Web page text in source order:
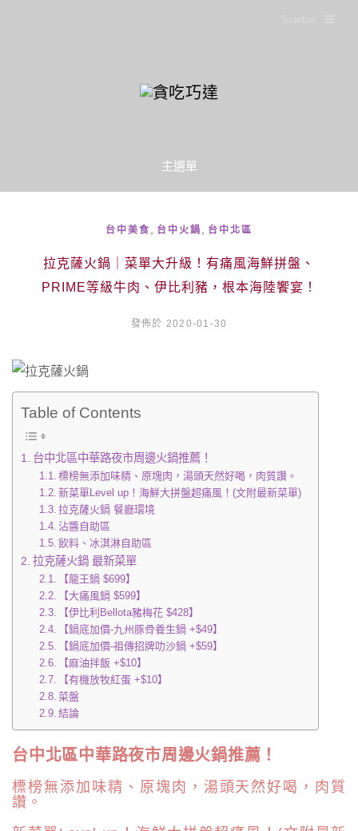
主選單
台中美食 台中火鍋 台中北區
拉克薩火鍋｜菜單大升級！有痛風海鮮拼盤、
PRIME等級牛肉、伊比利豬，根本海陸饗宴！
發佈於 2020-01-30
Table of Contents
台中北區中華路夜市周邊火鍋推薦！
標榜無添加味精、原塊肉，湯頭天然好喝，肉質讚。
新菜單Level up！海鮮大拼盤超痛風！(文附最新菜單)
拉克薩火鍋 餐廳環境
沾醬自助區
飲料、冰淇淋自助區
拉克薩火鍋 最新菜單
【龍王鍋 $699】
【大痛風鍋 $599】
【伊比利Bellota豬梅花 $428】
【鍋底加價-九州豚骨養生鍋 +$49】
【鍋底加價-祖傳招牌叻沙鍋 +$59】
【麻油拌飯 +$10】
【有機放牧紅蛋 +$10】
菜盤
結論
台中北區中華路夜市周邊火鍋推薦！
標榜無添加味精、原塊肉，湯頭天然好喝，肉質
讚。